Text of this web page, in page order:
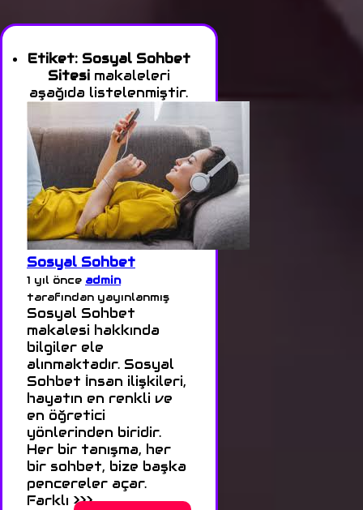
Etiket: Sosyal Sohbet
Sitesimakaleleri
aşağıda listelenmiştir.
Sosyal Sohbet
1 yıl önce admin
tarafından yayınlanmış
Sosyal Sohbet
makalesi hakkında
bilgiler ele
alınmaktadır. Sosyal
Sohbet İnsan ilişkileri,
hayatın en renkli ve
en öğretici
yönlerinden biridir.
Her bir tanışma, her
bir sohbet, bize başka
pencereler açar.
Farklı >>>